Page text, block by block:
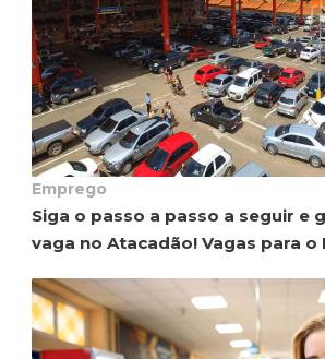
Emprego
Siga o passo a passo a seguir e
vaga no Atacadão! Vagas para o